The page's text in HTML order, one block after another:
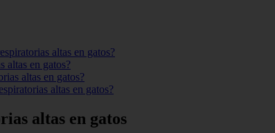
altas en gatos?
altas en gatos?
altas en gatos?
altas en gatos?
altas en gatos